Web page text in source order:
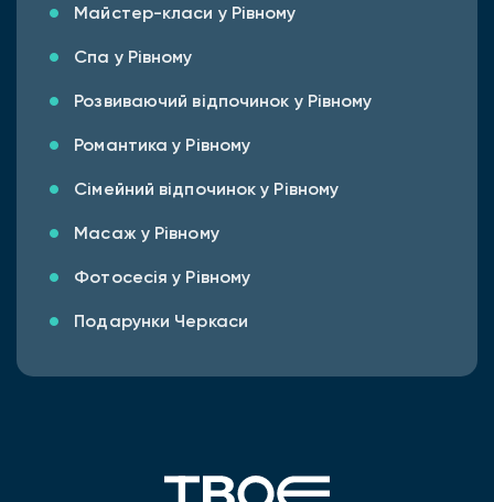
Майстер-класи у Рівному
Спа у Рівному
Розвиваючий відпочинок у Рівному
Романтика у Рівному
Сімейний відпочинок у Рівному
Масаж у Рівному
Фотосесія у Рівному
Подарунки Черкаси